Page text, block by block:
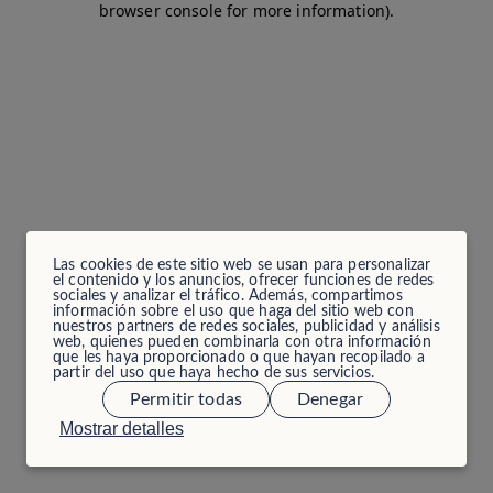
Las cookies de este sitio web se usan para personalizar
el contenido y los anuncios, ofrecer funciones de redes
sociales y analizar el tráfico. Además, compartimos
información sobre el uso que haga del sitio web con
nuestros partners de redes sociales, publicidad y análisis
web, quienes pueden combinarla con otra información
que les haya proporcionado o que hayan recopilado a
partir del uso que haya hecho de sus servicios.
Mostrar detalles
Permitir todas Denegar
browser console for more information).